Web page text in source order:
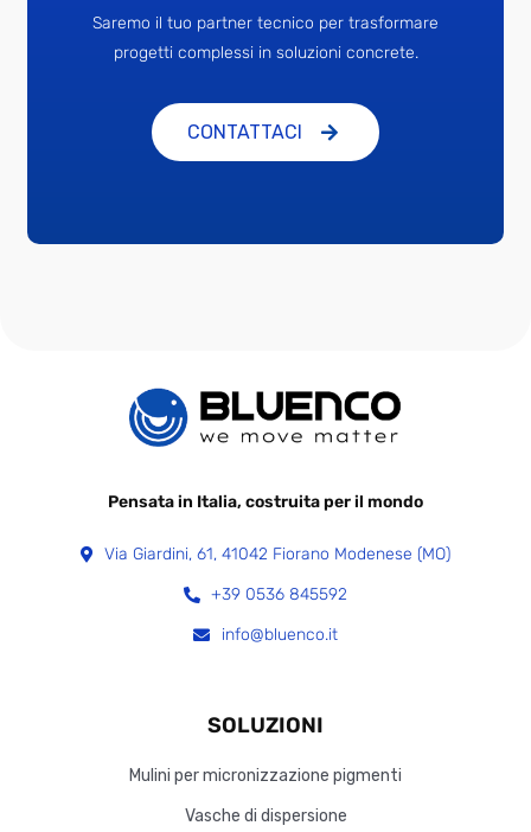
Saremo il tuo partner tecnico per trasformare
progetti complessi in soluzioni concrete.
CONTATTACI
Pensata in Italia, costruita per il mondo
Via Giardini, 61, 41042 Fiorano Modenese (MO)
+39 0536 845592
info@bluenco.it
SOLUZIONI
Mulini per micronizzazione pigmenti
Vasche di dispersione